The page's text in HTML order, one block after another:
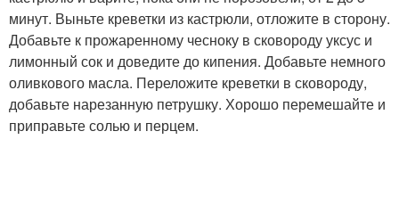
минут. Выньте креветки из кастрюли, отложите в сторону.
Добавьте к прожаренному чесноку в сковороду уксус и
лимонный сок и доведите до кипения. Добавьте немного
оливкового масла. Переложите креветки в сковороду,
добавьте нарезанную петрушку. Хорошо перемешайте и
приправьте солью и перцем.